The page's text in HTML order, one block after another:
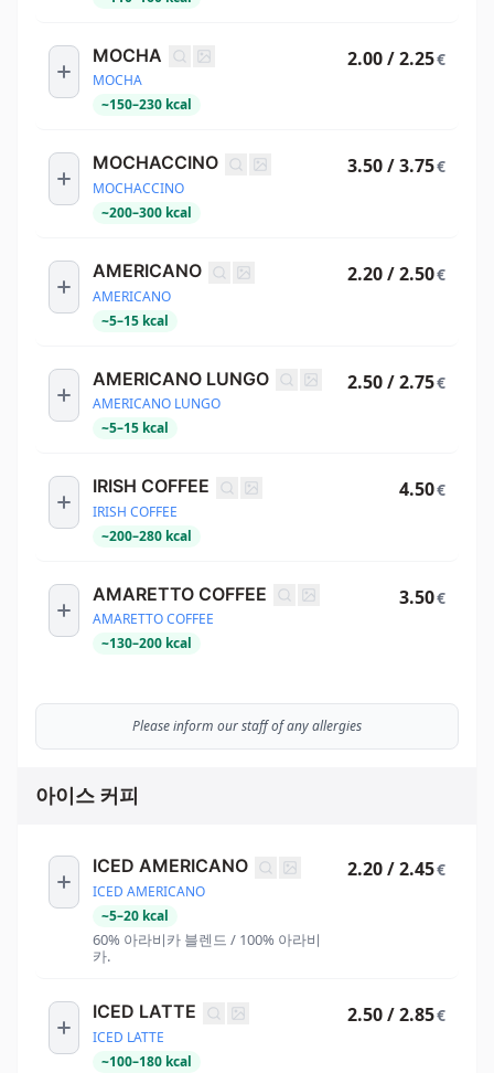
MOCHA
MOCHA
~150–230 kcal
2.00 / 2.25€
MOCHACCINO
MOCHACCINO
~200–300 kcal
3.50 / 3.75€
AMERICANO
AMERICANO
~5–15 kcal
2.20 / 2.50€
AMERICANO LUNGO
AMERICANO LUNGO
~5–15 kcal
2.50 / 2.75€
IRISH COFFEE
IRISH COFFEE
~200–280 kcal
4.50€
AMARETTO COFFEE
AMARETTO COFFEE
~130–200 kcal
3.50€
Please inform our staff of any allergies
아이스 커피
ICED AMERICANO
ICED AMERICANO
~5–20 kcal
60% 아라비카 블렌드 / 100% 아라비
카.
2.20 / 2.45€
ICED LATTE
ICED LATTE
~100–180 kcal
2.50 / 2.85€